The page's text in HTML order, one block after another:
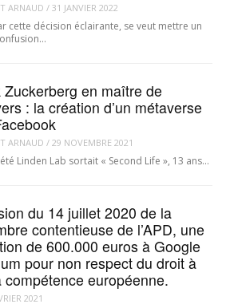
ARNAUD / 31 JANVIER 2022
cette décision éclairante, se veut mettre un
Zuckerberg en maître de
: la création d’un métaverse
ARNAUD / 29 NOVEMBRE 2021
Lab sortait « Second Life », 13 ans…
du 14 juillet 2020 de la
contentieuse de l’APD, une
de 600.000 euros à Google
pour non respect du droit à
compétence européenne.
2021